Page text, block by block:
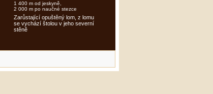
1 400 m od jeskyně,
2 000 m po naučné stezce
Zarůstající opuštěný lom, z lomu
se vychází štolou v jeho severní
stěně